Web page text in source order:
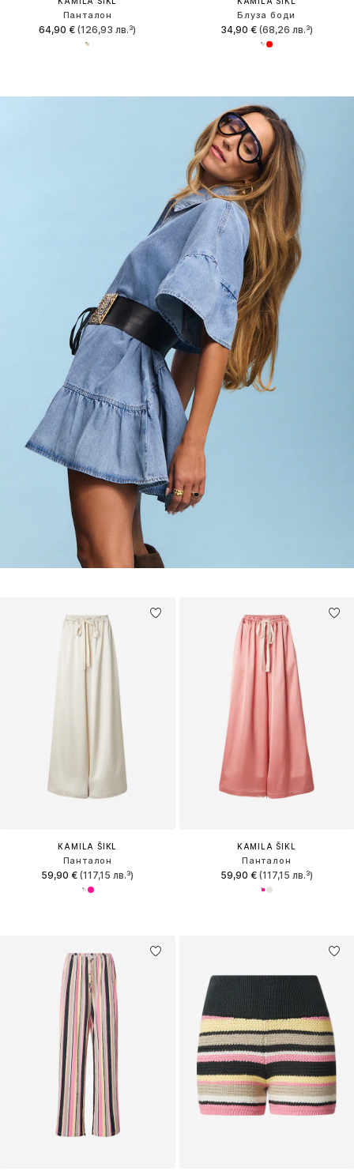
Панталон
64,90 € (126,93 лв.³)
Блуза боди
34,90 €(68,26 лв.³)
KAMILA ŠIKL
Панталон
59,90 € (117,15 лв.³)
KAMILA ŠIKL
Панталон
59,90 €(117,15 лв.³)